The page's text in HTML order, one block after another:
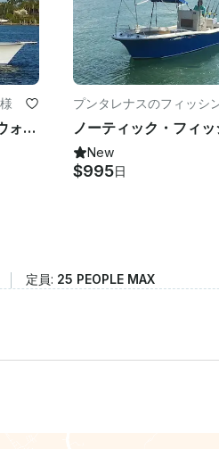
ハコ・ロス・スエノス 33 ウォーク・アラウンド
プンタレナスのフィッシ
New
$995日
定員: 25 PEOPLE MAX